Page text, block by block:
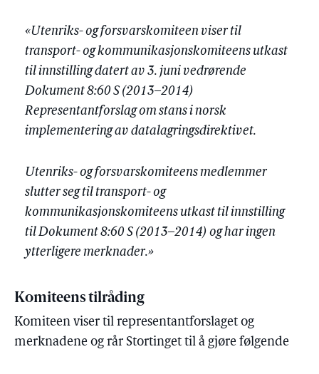
«Utenriks- og forsvarskomiteen viser til
transport- og kommunikasjonskomiteens utkast
til innstilling datert av 3. juni vedrørende
Dokument 8:60 S (2013–2014)
Representantforslag om stans i norsk
implementering av datalagringsdirektivet.
Utenriks- og forsvarskomiteens medlemmer
slutter seg til transport- og
kommunikasjonskomiteens utkast til innstilling
til Dokument 8:60 S (2013–2014) og har ingen
ytterligere merknader.»
Komiteens tilråding
Komiteen viser til representantforslaget og
merknadene og rår Stortinget til å gjøre følgende